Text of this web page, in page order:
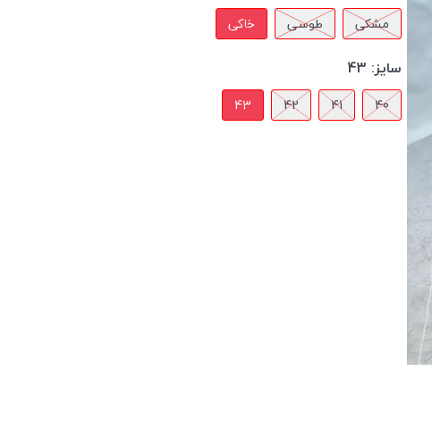
مشکی طوسی خاکی
سایز: 43
40
41
42
43